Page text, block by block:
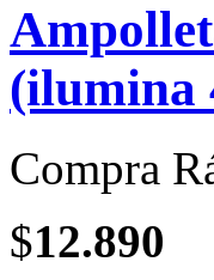
(ilumina
Compra
$12.890